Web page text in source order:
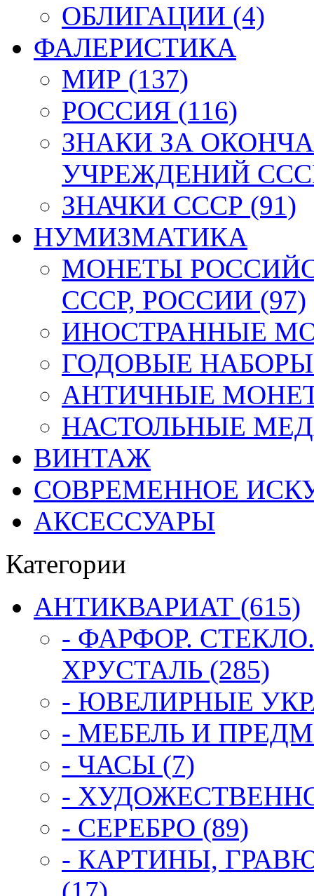
ОБЛИГАЦИИ (4)
ФАЛЕРИСТИКА
МИР (137)
РОССИЯ (116)
ЗНАКИ ЗА
УЧРЕЖДЕНИЙ
ЗНАЧКИ СССР (91)
НУМИЗМАТИКА
МОНЕТЫ
СССР, РОССИИ (97)
ИНОСТРАННЫЕ
ГОДОВЫЕ НАБОРЫ
АНТИЧНЫЕ
НАСТОЛЬНЫЕ
ВИНТАЖ
СОВРЕМЕННОЕ
АКСЕССУАРЫ
Категории
АНТИКВАРИАТ (615)
- ФАРФОР.
ХРУСТАЛЬ (285)
- ЮВЕЛИРНЫЕ
- МЕБЕЛЬ И
- ЧАСЫ (7)
-
- СЕРЕБРО (89)
- КАРТИНЫ,